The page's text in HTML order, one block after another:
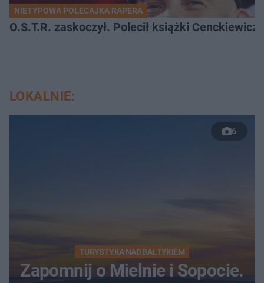
NIETYPOWA POLECAJKA RAPERA
O.S.T.R. zaskoczył. Polecił książki
LOKALNIE:
6
TURYSTYKA NAD BAŁTYKIEM
Zapomnij o Mielnie i Sopocie.